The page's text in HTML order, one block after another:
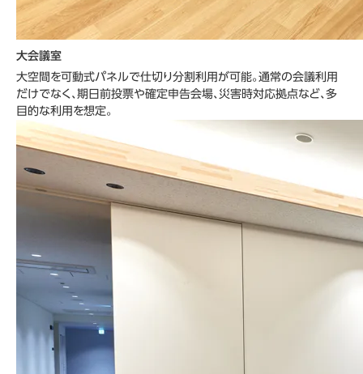
大会議室
大空間を可動式パネルで仕切り分割利用が可能。通常の会議利用
だけでなく、期日前投票や確定申告会場、災害時対応拠点など、多
目的な利用を想定。